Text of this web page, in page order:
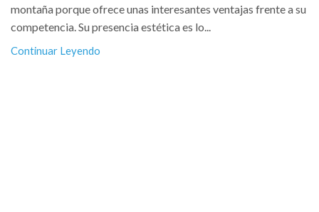
montaña porque ofrece unas interesantes ventajas frente a su
competencia. Su presencia estética es lo...
Continuar Leyendo